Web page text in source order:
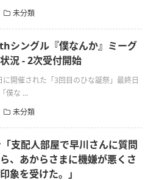
未分類
シングル『僕なんか』ミーグ
況 - 2次受付開始
開催された「3回目のひな誕祭」最終日
僕な ...
未分類
支配人部屋で早川さんに質問
、あからさまに機嫌が悪くさ
象を受けた。」